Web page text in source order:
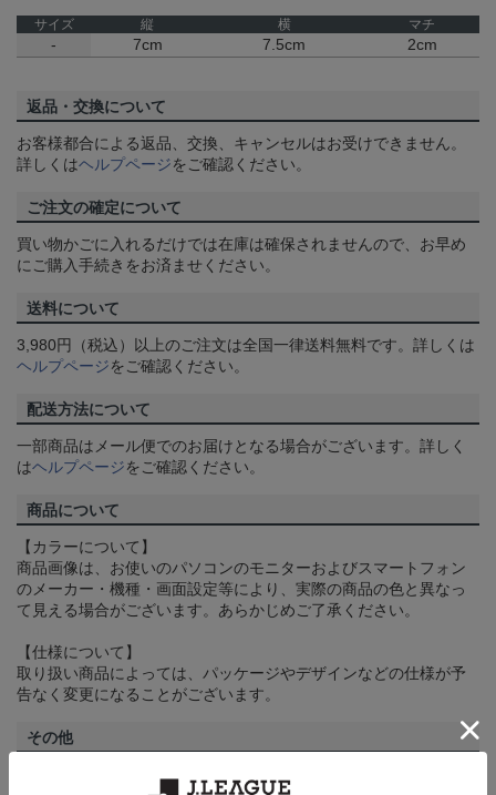
サイズ 縦 横 マチ
- 7cm 7.5cm 2cm
返品・交換について
お客様都合による返品、交換、キャンセルはお受けできません。
詳しくはヘルプページをご確認ください。
ご注文の確定について
買い物かごに入れるだけでは在庫は確保されませんので、お早め
にご購入手続きをお済ませください。
送料について
3,980円（税込）以上のご注文は全国一律送料無料です。詳しくは
ヘルプページをご確認ください。
配送方法について
一部商品はメール便でのお届けとなる場合がございます。詳しく
はヘルプページをご確認ください。
商品について
【カラーについて】
商品画像は、お使いのパソコンのモニターおよびスマートフォン
のメーカー・機種・画面設定等により、実際の商品の色と異なっ
て見える場合がございます。あらかじめご了承ください。
【仕様について】
取り扱い商品によっては、パッケージやデザインなどの仕様が予
告なく変更になることがございます。
その他